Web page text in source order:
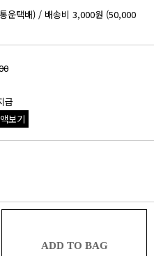
운택배) / 배송비 3,000원 (50,000
급
보기
ADD TO BAG